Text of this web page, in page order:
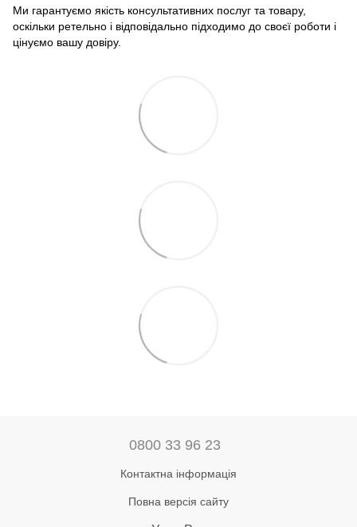
Ми гарантуємо якість консультативних послуг та товару,
оскільки ретельно і відповідально підходимо до своєї роботи і
цінуємо вашу довіру.
0800 33 96 23
Контактна інформація
Повна версія сайту